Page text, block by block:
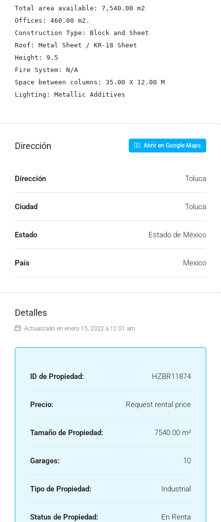
Total area available: 7,540.00 m2
Offices: 460.00 m2.
Construction Type: Block and Sheet
Roof: Metal Sheet / KR-18 Sheet
Height: 9.5
Fire System: N/A
Space between columns: 35.00 X 12.00 M
Lighting: Metallic Additives
Dirección Abrir en Google Maps
Dirección Toluca
Ciudad Toluca
Estado Estado de México
País Mexico
Detalles
Actualizado en enero 15, 2022 a 12:01 am
ID de Propiedad: HZBR11874
Precio: Request rental price
Tamaño de Propiedad: 7540.00 m²
Garages: 10
Tipo de Propiedad: Industrial
Status de Propiedad: En Renta